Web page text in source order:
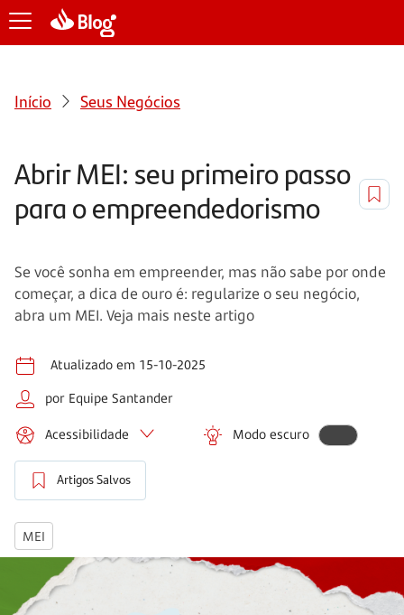
Início Seus Negócios
Abrir MEI: seu primeiro passo
para o empreendedorismo
Se você sonha em empreender, mas não sabe por onde
começar, a dica de ouro é: regularize o seu negócio,
abra um MEI. Veja mais neste artigo
Atualizado em 15-10-2025
por Equipe Santander
Acessibilidade Modo escuro
Artigos Salvos
MEI